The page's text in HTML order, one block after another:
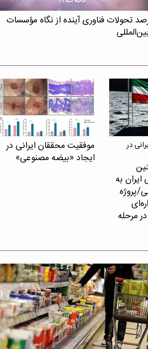
تحولات فناوری آینده از نگاه مؤسسات
در
به
پروژه
مرحله
موفقیت محققان ایرانی در
ایجاد «بیضه مصنوعی»